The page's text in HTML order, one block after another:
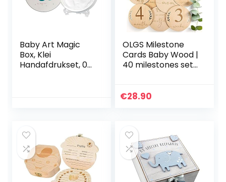
Baby Art Magic
Box, Klei
Handafdrukset, 0m
OLGS Milestone
Cards Baby Wood |
40 milestones set
Wood Discs Card,
expectante
moeders, ouders |
zwangerschap
Baby Shower – Ø
10cm
€28.90